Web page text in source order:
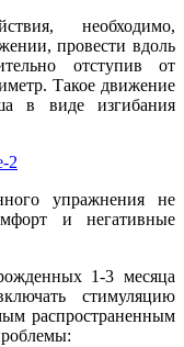
необходимо,
провести вдоль
отступив от
Такое движение
в виде изгибания
упражнения не
и негативные
1-3 месяца
стимуляцию
распространенным